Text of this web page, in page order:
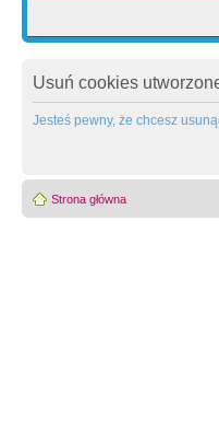
Usuń cookies
Jesteś pewny, że chcesz
Strona główna